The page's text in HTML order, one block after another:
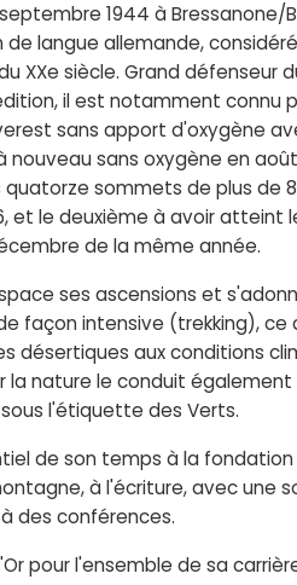
1944 à Bressanone/
de langue allemande,
XXe siècle. Grand défenseur
il est notamment connu
sans apport d'oxygène
nouveau sans oxygène en
quatorze sommets de plus de
et le deuxième à avoir atteint
de la même année.
ses ascensions et
façon intensive (trekking), ce
désertiques aux conditions
la nature le conduit
l'étiquette des Verts.
de son temps à la
à l'écriture, avec une
des conférences.
pour l'ensemble de sa